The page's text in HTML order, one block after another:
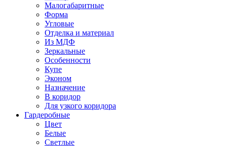
Малогабаритные
Форма
Угловые
Отделка и материал
Из МДФ
Зеркальные
Особенности
Купе
Эконом
Назначение
В коридор
Для узкого коридора
Гардеробные
Цвет
Белые
Светлые